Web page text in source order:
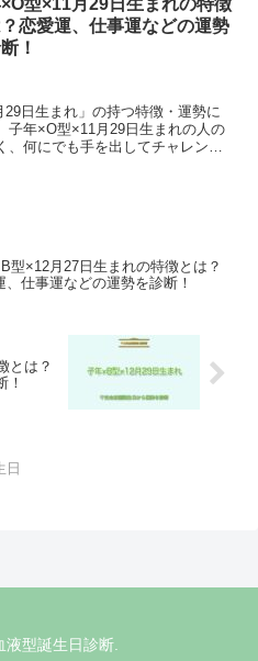
型×11月29日生まれの特徴
恋愛運、仕事運などの運勢
！
日生まれ」の持つ特徴・運勢に
子年×O型×11月29日生まれの人の
、何にでも手を出してチャレンジ
型×12月27日生まれの特徴とは？
、仕事運などの運勢を診断！
とは？
！
日
型誕生日診断.